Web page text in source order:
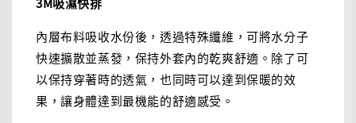
內層布料吸收水份後，透過特殊纖維，可將水分子
快速擴散並蒸發，保持外套內的乾爽舒適。除了可
以保持穿著時的透氣，也同時可以達到保暖的效
果，讓身體達到最機能的舒適感受。